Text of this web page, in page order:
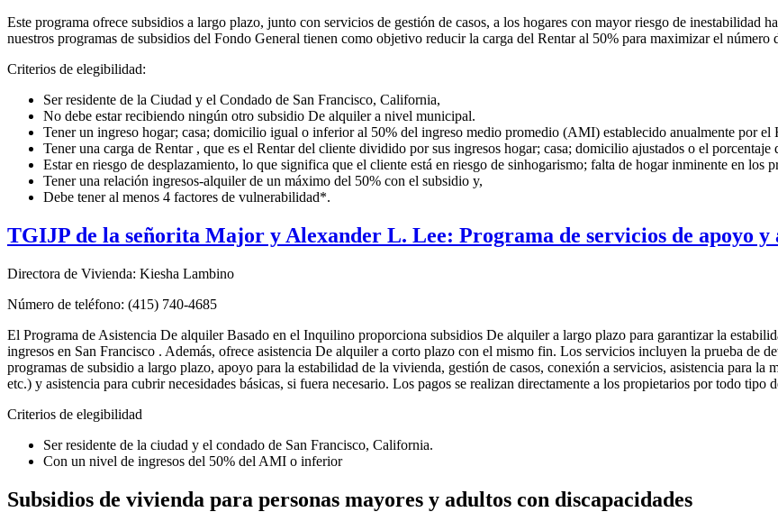
Este programa ofrece subsidios a largo plazo, junto con servicios de gestión de casos, a los hogares con mayor riesgo de inestabilidad
nuestros programas de subsidios del Fondo General tienen como objetivo reducir la carga del Rentar al 50% para maximizar el número
Criterios de elegibilidad:
Ser residente de la Ciudad y el Condado de San Francisco, California,
No debe estar recibiendo ningún otro subsidio De alquiler a nivel municipal.
Tener un ingreso hogar; casa; domicilio igual o inferior al 50% del ingreso medio promedio (AMI) establecido anualmente por el
Tener una carga de Rentar , que es el Rentar del cliente dividido por sus ingresos hogar; casa; domicilio ajustados o el
Estar en riesgo de desplazamiento, lo que significa que el cliente está en riesgo de sinhogarismo; falta de hogar inminente en los
Tener una relación ingresos-alquiler de un máximo del 50% con el subsidio y,
Debe tener al menos 4 factores de vulnerabilidad*.
TGIJP de la señorita Major y Alexander L. Lee: Programa de servicios de apoyo
Directora de Vivienda: Kiesha Lambino
Número de teléfono: (415) 740-4685
El Programa de Asistencia De alquiler Basado en el Inquilino proporciona subsidios De alquiler a largo plazo para garantizar la
ingresos en San Francisco . Además, ofrece asistencia De alquiler a corto plazo con el mismo fin. Los servicios incluyen la prueba de
programas de subsidio a largo plazo, apoyo para la estabilidad de la vivienda, gestión de casos, conexión a servicios, asistencia para la
etc.) y asistencia para cubrir necesidades básicas, si fuera necesario. Los pagos se realizan directamente a los propietarios por todo tipo
Criterios de elegibilidad
Ser residente de la ciudad y el condado de San Francisco, California.
Con un nivel de ingresos del 50% del AMI o inferior
Subsidios de vivienda para personas mayores y adultos con discapacidades